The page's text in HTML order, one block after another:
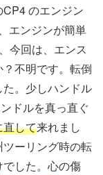
のエンジン
エンジンが簡単
今回は、エンス
不明です。転倒
。少しハンドル
ドルを真っ直ぐ
直して来れまし
ーリング時の転
した。心の傷